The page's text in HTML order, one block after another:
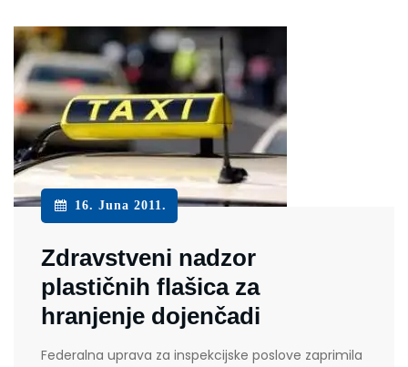
16. Juna 2011.
Zdravstveni nadzor
plastičnih flašica za
hranjenje dojenčadi
Federalna uprava za inspekcijske poslove zaprimila